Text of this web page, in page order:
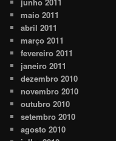
maio 2011
abril 2011
março 2011
fevereiro 2011
janeiro 2011
dezembro 2010
novembro 2010
outubro 2010
setembro 2010
agosto 2010